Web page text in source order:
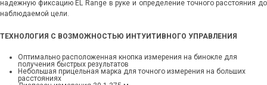
надежную фиксацию EL Range в руке и определение точного расстояния до
наблюдаемой цели.
ТЕХНОЛОГИЯ С ВОЗМОЖНОСТЬЮ ИНТУИТИВНОГО УПРАВЛЕНИЯ
Оптимально расположенная кнопка измерения на бинокле для
получения быстрых результатов
Небольшая прицельная марка для точного измерения на больших
расстояниях